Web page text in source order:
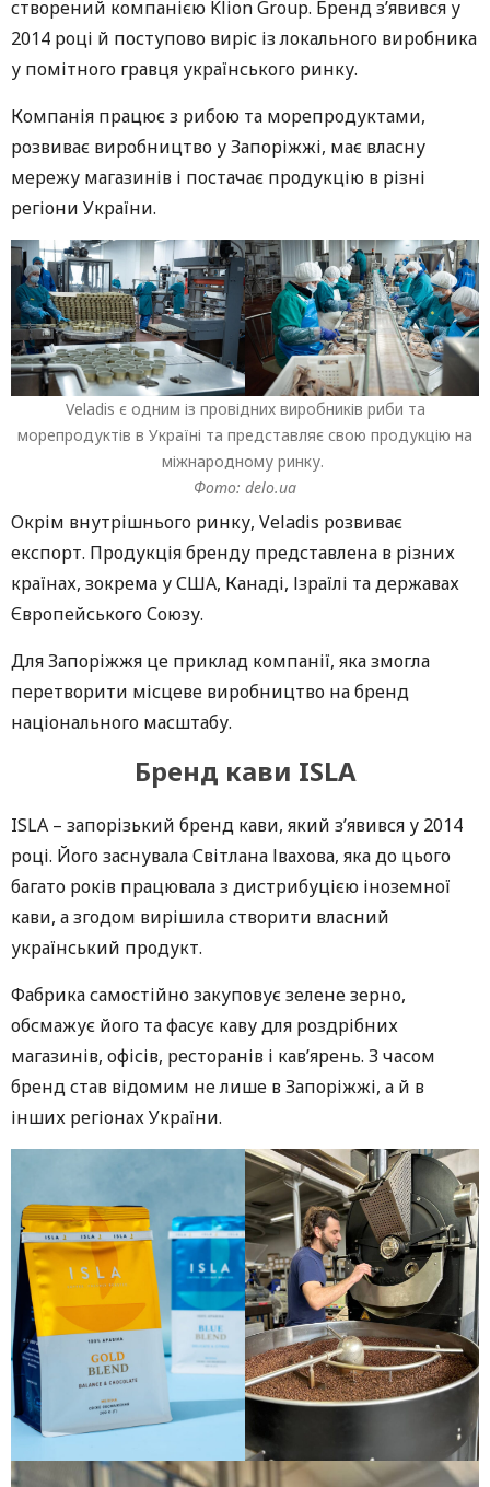
створений компанією Klion Group. Бренд з’явився у
2014 році й поступово виріс із локального виробника
у помітного гравця українського ринку.
Компанія працює з рибою та морепродуктами,
розвиває виробництво у Запоріжжі, має власну
мережу магазинів і постачає продукцію в різні
регіони України.
Veladis є одним із провідних виробників риби та
морепродуктів в Україні та представляє свою продукцію на
міжнародному ринку.
Фото: delo.ua
Окрім внутрішнього ринку, Veladis розвиває
експорт. Продукція бренду представлена в різних
країнах, зокрема у США, Канаді, Ізраїлі та державах
Європейського Союзу.
Для Запоріжжя це приклад компанії, яка змогла
перетворити місцеве виробництво на бренд
національного масштабу.
Бренд кави ISLA
ISLA – запорізький бренд кави, який з’явився у 2014
році. Його заснувала Світлана Івахова, яка до цього
багато років працювала з дистрибуцією іноземної
кави, а згодом вирішила створити власний
український продукт.
Фабрика самостійно закуповує зелене зерно,
обсмажує його та фасує каву для роздрібних
магазинів, офісів, ресторанів і кав’ярень. З часом
бренд став відомим не лише в Запоріжжі, а й в
інших регіонах України.